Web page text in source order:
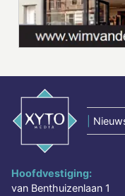
Hoofdvestiging:
van Benthuizenlaan 1